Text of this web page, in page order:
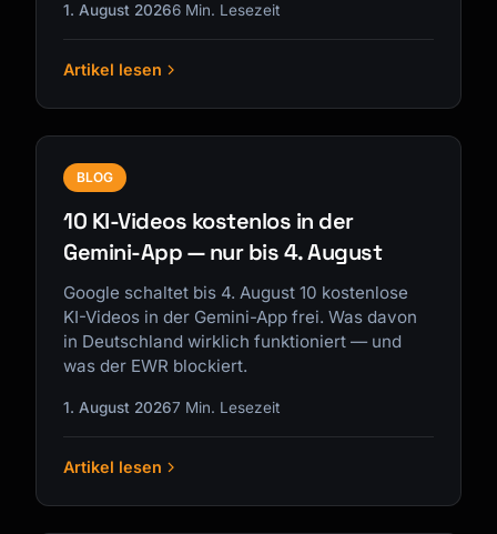
1. August 20266 Min. Lesezeit
Artikel lesen
BLOG
10 KI-Videos kostenlos in der
Gemini-App — nur bis 4. August
Google schaltet bis 4. August 10 kostenlose
KI-Videos in der Gemini-App frei. Was davon
in Deutschland wirklich funktioniert — und
was der EWR blockiert.
1. August 20267 Min. Lesezeit
Artikel lesen